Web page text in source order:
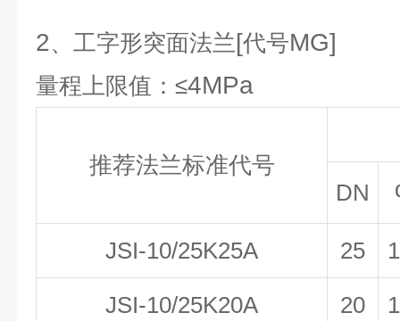
2、工字形突面法兰[代号MG]
量程上限值：≤4MPa
推荐法兰标准代号
DN
JSI-10/25K25A 25
JSI-10/25K20A 20